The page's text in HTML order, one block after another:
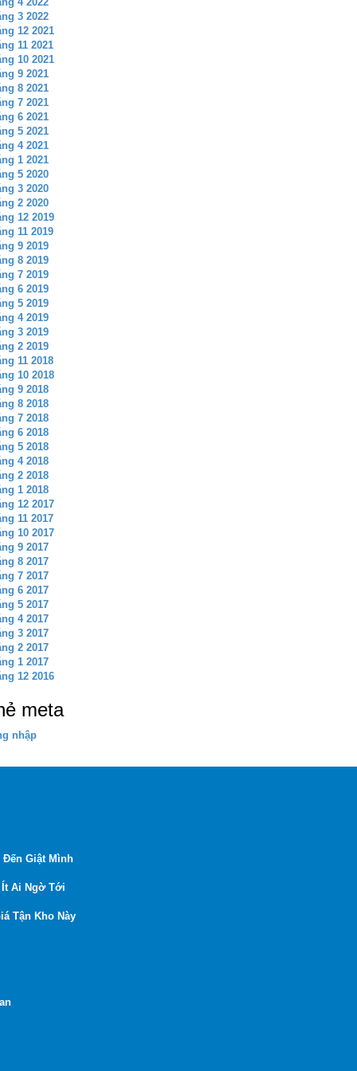
3 2022
12 2021
11 2021
10 2021
9 2021
8 2021
7 2021
6 2021
5 2021
4 2021
1 2021
5 2020
3 2020
2 2020
12 2019
11 2019
9 2019
8 2019
7 2019
6 2019
5 2019
4 2019
3 2019
2 2019
11 2018
10 2018
9 2018
8 2018
7 2018
6 2018
5 2018
4 2018
2 2018
1 2018
12 2017
11 2017
10 2017
9 2017
8 2017
7 2017
6 2017
5 2017
4 2017
3 2017
2 2017
1 2017
12 2016
meta
nhập
Đến Giật Mình
Ít Ai Ngờ Tới
Tận Kho Này